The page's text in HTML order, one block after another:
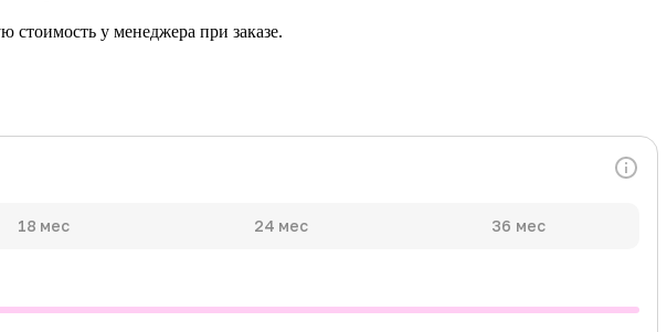
стоимость у менеджера при заказе.
18 мес 24 мес 36 мес